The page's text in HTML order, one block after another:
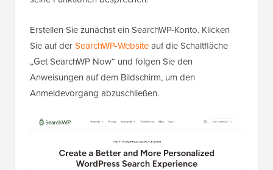
Erstellen Sie zunächst ein SearchWP-Konto. Klicken
Sie auf derSearchWP-Websiteauf die Schaltfläche
„Get SearchWP Now“ und folgen Sie den
Anweisungen auf dem Bildschirm, um den
Anmeldevorgang abzuschließen.